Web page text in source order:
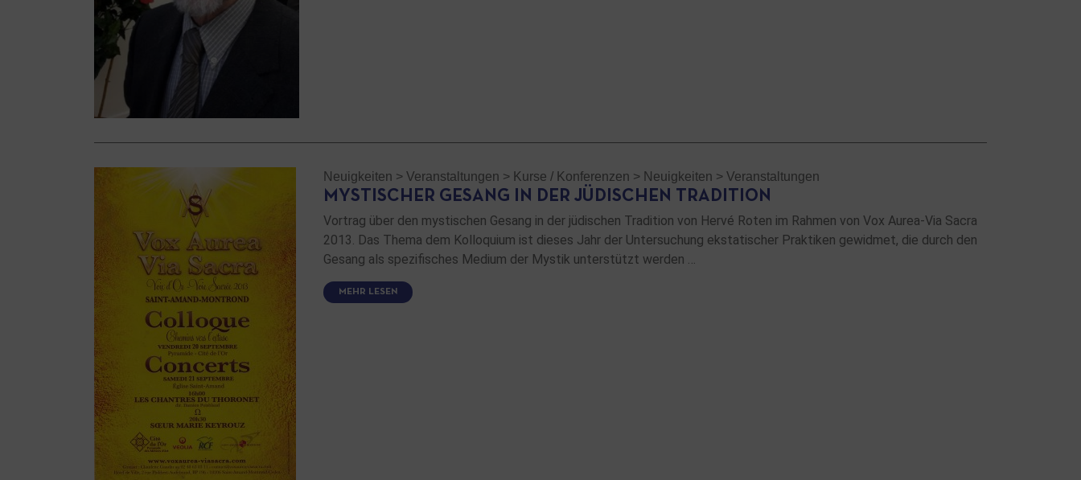
Neuigkeiten > Veranstaltungen > Kurse / Konferenzen > Neuigkeiten > Veranstaltungen
MYSTISCHER GESANG IN DER JÜDISCHEN TRADITION
Vortrag über den mystischen Gesang in der jüdischen Tradition von Hervé Roten im Rahmen von Vox Aurea-Via Sacra
2013. Das Thema dem Kolloquium ist dieses Jahr der Untersuchung ekstatischer Praktiken gewidmet, die durch den
Gesang als spezifisches Medium der Mystik unterstützt werden …
MEHR LESEN